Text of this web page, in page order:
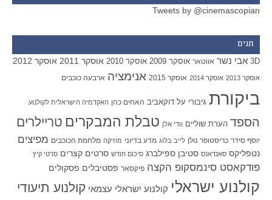
Tweets by @cinemascopian
תגים
3D אבי נשר אווטאר אוסקר 2009 אוסקר 2010 אוסקר 2011 אוסקר 2012
אוסקר 2013 אוסקר 2014 אוסקר 2015 אנימציה ארבעה כוכבים
ביקורת גיבורי על דוקאביב האחים כהן האקדמיה הישראלית לקולנוע
הספד הערת שוליים וודי אלן טבלת המבקרים טריילרים
יוסף סידר כריסטופר נולן לייב בלוג מדע בדיוני מוזיקה מלחמת הכוכבים מפיצים
נטפליקס סאנדאנס סטיבן ספילברג סיכום חודש סרטים קצרים סרטי קיץ
פודקאסט סינמסקופ הקצה פיקסאר פסטיבלים פסקולים
קולנוע ישראלי קולנוע ישראלי עצמאי קולנוע תיעודי